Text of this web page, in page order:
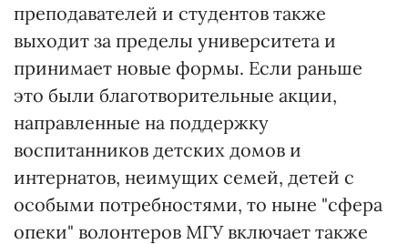
преподавателей и студентов также
выходит за пределы университета и
принимает новые формы. Если раньше
это были благотворительные акции,
направленные на поддержку
воспитанников детских домов и
интернатов, неимущих семей, детей с
особыми потребностями, то ныне "сфера
опеки" волонтеров МГУ включает также